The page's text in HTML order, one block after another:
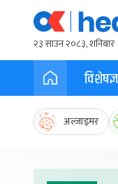
२३ साउन २०८३, शनिबार
अल्जाइमर